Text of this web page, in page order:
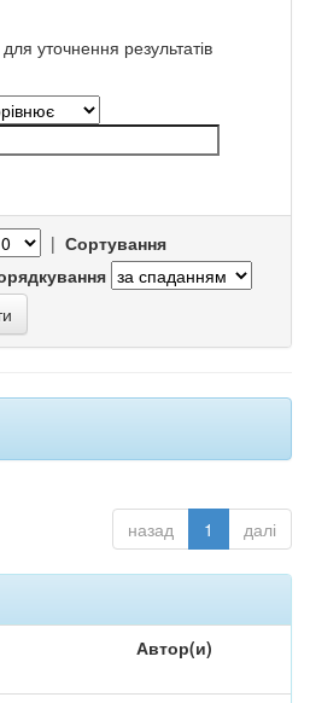
уточнення результатів
| Сортування
назад 1 далі
Автор(и)